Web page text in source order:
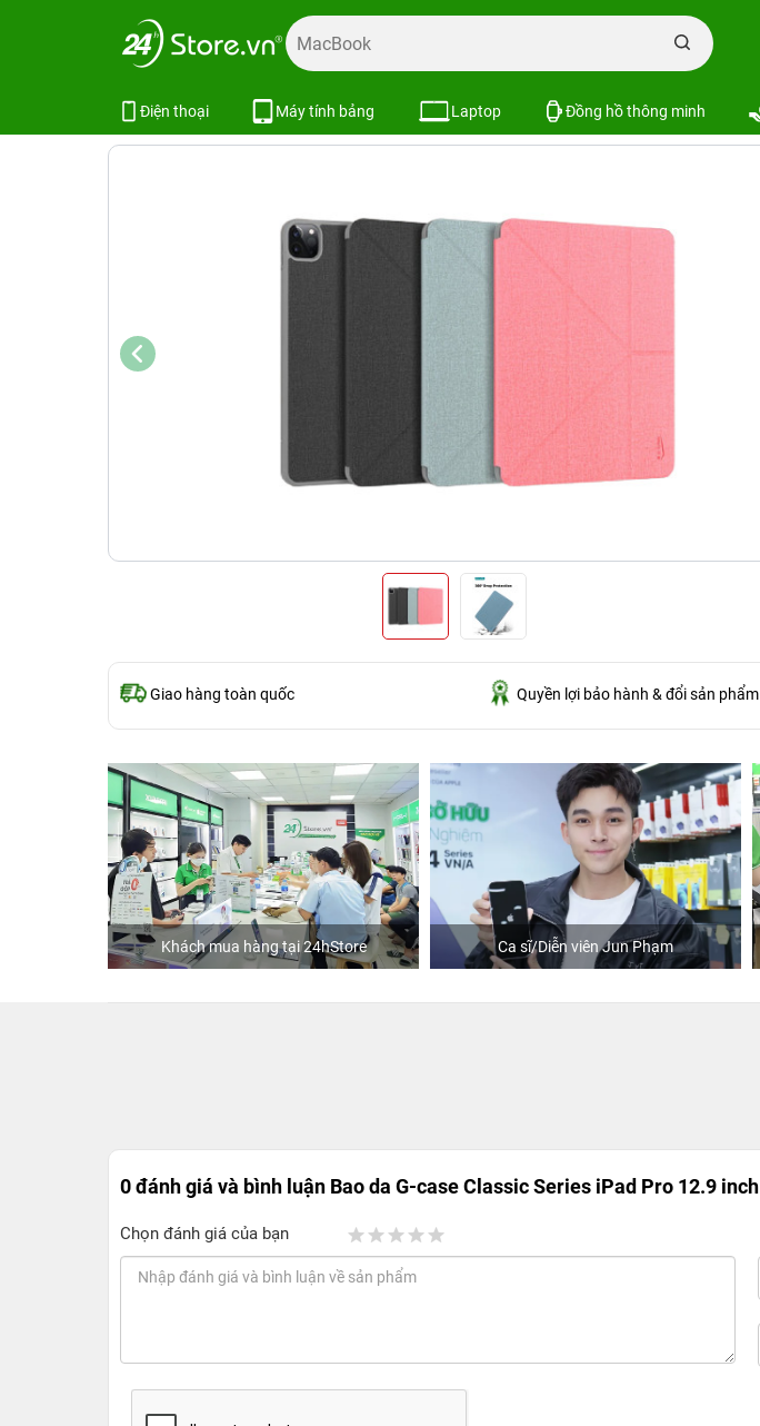
Điện thoại Máy tính bảng Laptop Đồng hồ thông minh
Trang chủ Ốp lưng Bao da G-case Classic Series iPad Pro 12.9 inch
Giao hàng toàn quốc Quyền lợi bảo hành & đổi sản phẩm
Khách mua hàng tại 24hStore Ca sĩ/Diễn viên Jun Phạm
0 đánh giá và bình luận Bao da G-case Classic Series iPad Pro 12.9 inch
Chọn đánh giá của bạn